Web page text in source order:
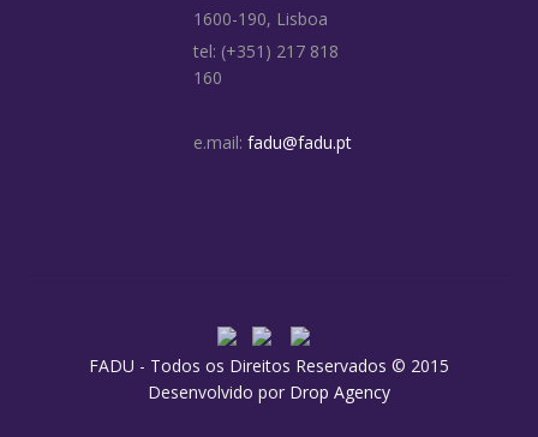
1600-190, Lisboa
tel: (+351) 217 818
160
e.mail: fadu@fadu.pt
FADU - Todos os Direitos Reservados © 2015
Desenvolvido por Drop Agency